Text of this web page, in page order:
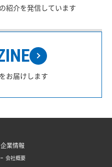
紹介を発信しています
お届けします
企業情報
会社概要